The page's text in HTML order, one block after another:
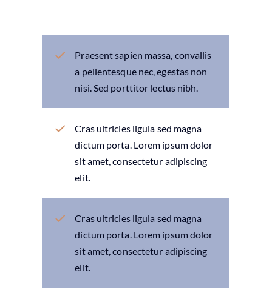
Praesent sapien massa, convallis
a pellentesque nec, egestas non
nisi. Sed porttitor lectus nibh.
Cras ultricies ligula sed magna
dictum porta. Lorem ipsum dolor
sit amet, consectetur adipiscing
elit.
Cras ultricies ligula sed magna
dictum porta. Lorem ipsum dolor
sit amet, consectetur adipiscing
elit.